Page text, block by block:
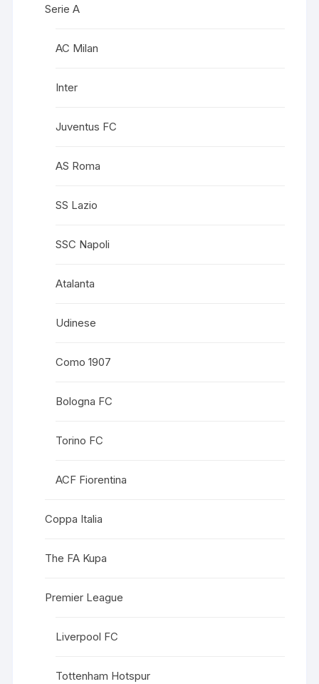
Serie A
AC Milan
Inter
Juventus FC
AS Roma
SS Lazio
SSC Napoli
Atalanta
Udinese
Como 1907
Bologna FC
Torino FC
ACF Fiorentina
Coppa Italia
The FA Kupa
Premier League
Liverpool FC
Tottenham Hotspur